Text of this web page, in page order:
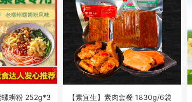
螺蛳粉 252g*3
【素宜生】素肉套餐 1830g/6袋